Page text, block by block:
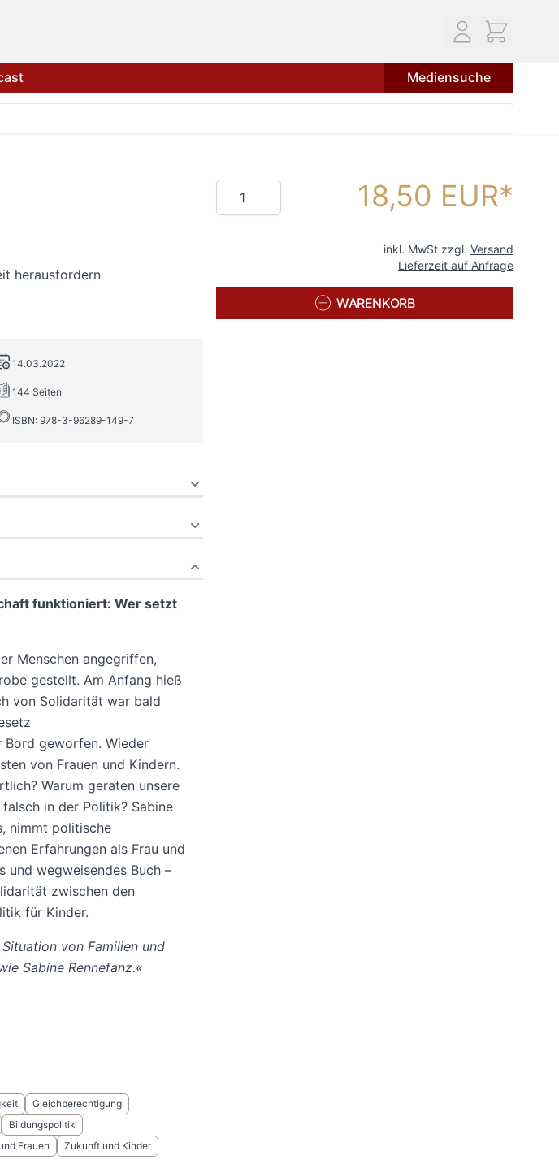
Mediensuche
herausfordern
14.03.2022
144 Seiten
ISBN: 978-3-96289-149-7
funktioniert: Wer setzt
Menschen angegriffen,
gestellt. Am Anfang hieß
von Solidarität war bald
geworfen. Wieder
von Frauen und Kindern.
Warum geraten unsere
in der Politik? Sabine
nimmt politische
Erfahrungen als Frau und
und wegweisendes Buch –
zwischen den
für Kinder.
von Familien und
Sabine Rennefanz.«
Gleichberechtigung
Bildungspolitik
Frauen Zukunft und Kinder
Menge 18,50 EUR
inkl. MwSt zzgl. Versand
Lieferzeit auf Anfrage
WARENKORB